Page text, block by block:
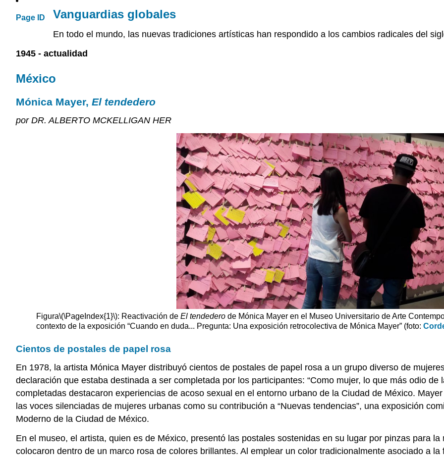
Page ID Vanguardias globales
En todo el mundo, las nuevas tradiciones artísticas han respondido a los cambios radicales del
1945 - actualidad
México
Mónica Mayer, El tendedero
por DR. ALBERTO MCKELLIGAN HER
Figura\(\PageIndex{1}\): Reactivación deEl tendedero de Mónica Mayer en el Museo Universitario de Arte
contexto de la exposición “Cuando en duda... Pregunta: Una exposición retrocolectiva de Mónica Mayer” (foto:
Cientos de postales de papel rosa
En 1978, la artista Mónica Mayer distribuyó cientos de postales de papel rosa a un grupo diverso de
declaración que estaba destinada a ser completada por los participantes: “Como mujer, lo que más odio
completadas destacaron experiencias de acoso sexual en el entorno urbano de la Ciudad de México.
las voces silenciadas de mujeres urbanas como su contribución a “Nuevas tendencias”, una exposición
Moderno de la Ciudad de México.
En el museo, el artista, quien es de México, presentó las postales sostenidas en su lugar por pinzas para
colocaron dentro de un marco rosa de colores brillantes. Al emplear un color tradicionalmente asociado a